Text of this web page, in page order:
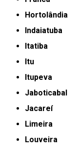
Hortolândia
Indaiatuba
Itatiba
Itu
Itupeva
Jaboticabal
Jacareí
Limeira
Louveira